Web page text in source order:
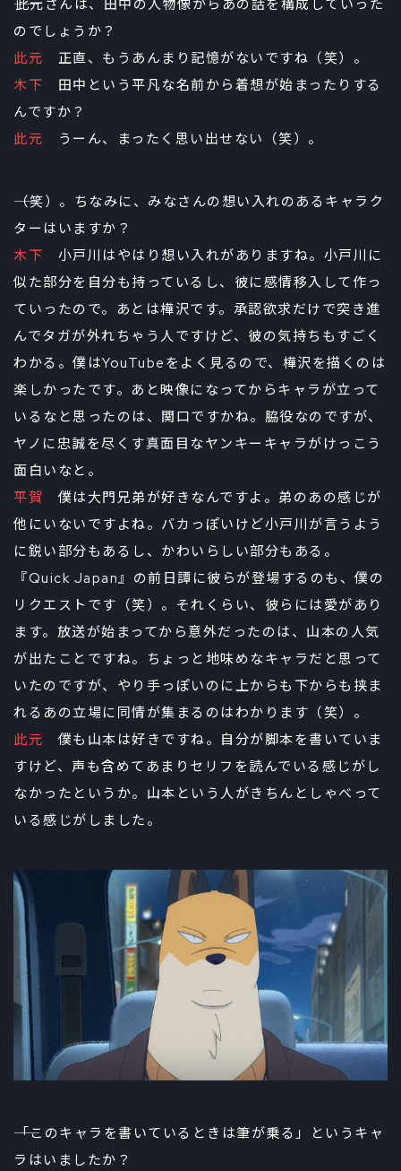
――此元さんは、田中の人物像からあの話を構成していった
のでしょうか？
此元 正直、もうあんまり記憶がないですね（笑）。
木下 田中という平凡な名前から着想が始まったりする
んですか？
此元 うーん、まったく思い出せない（笑）。
――（笑）。ちなみに、みなさんの想い入れのあるキャラク
ターはいますか？
木下 小戸川はやはり想い入れがありますね。小戸川に
似た部分を自分も持っているし、彼に感情移入して作っ
ていったので。あとは樺沢です。承認欲求だけで突き進
んでタガが外れちゃう人ですけど、彼の気持ちもすごく
わかる。僕はYouTubeをよく見るので、樺沢を描くのは
楽しかったです。あと映像になってからキャラが立って
いるなと思ったのは、関口ですかね。脇役なのですが、
ヤノに忠誠を尽くす真面目なヤンキーキャラがけっこう
面白いなと。
平賀 僕は大門兄弟が好きなんですよ。弟のあの感じが
他にいないですよね。バカっぽいけど小戸川が言うよう
に鋭い部分もあるし、かわいらしい部分もある。
『Quick Japan』の前日譚に彼らが登場するのも、僕の
リクエストです（笑）。それくらい、彼らには愛があり
ます。放送が始まってから意外だったのは、山本の人気
が出たことですね。ちょっと地味めなキャラだと思って
いたのですが、やり手っぽいのに上からも下からも挟ま
れるあの立場に同情が集まるのはわかります（笑）。
此元 僕も山本は好きですね。自分が脚本を書いていま
すけど、声も含めてあまりセリフを読んでいる感じがし
なかったというか。山本という人がきちんとしゃべって
いる感じがしました。
――「このキャラを書いているときは筆が乗る」というキャ
ラはいましたか？